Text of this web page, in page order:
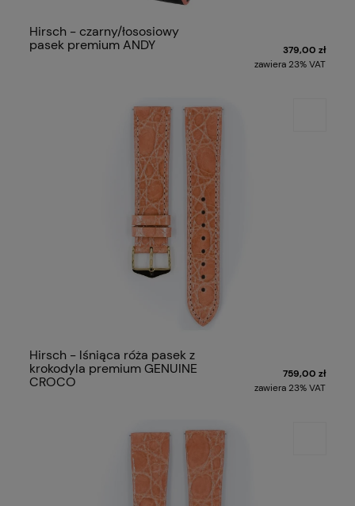
Hirsch - czarny/łososiowy
pasek premium ANDY
379,00 zł
zawiera 23% VAT
Hirsch - lśniąca róża pasek z
krokodyla premium GENUINE
CROCO
759,00 zł
zawiera 23% VAT